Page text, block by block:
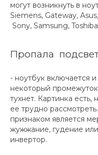
могут возникнуть в
Siemens, Gateway,
Sony, Samsung,
Пропала
- ноутбук включается
некоторый
тухнет. Картинка есть,
ее трудно
признаком является
жужжание, гудение
инвертор.